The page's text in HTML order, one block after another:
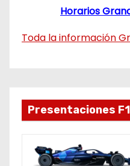
Horarios
Toda la información
Presentaciones